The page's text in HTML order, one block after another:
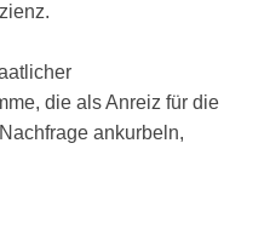
die als Anreiz für die
ankurbeln,